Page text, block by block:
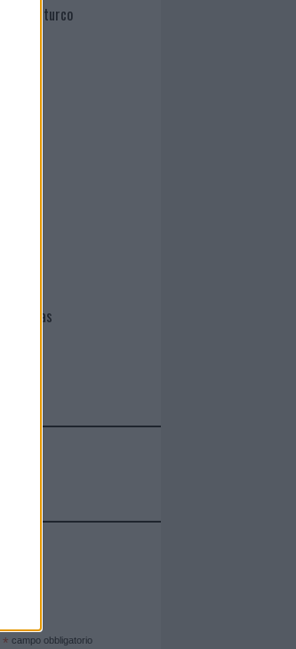
Diturco
Cabras
* campo obbligatorio